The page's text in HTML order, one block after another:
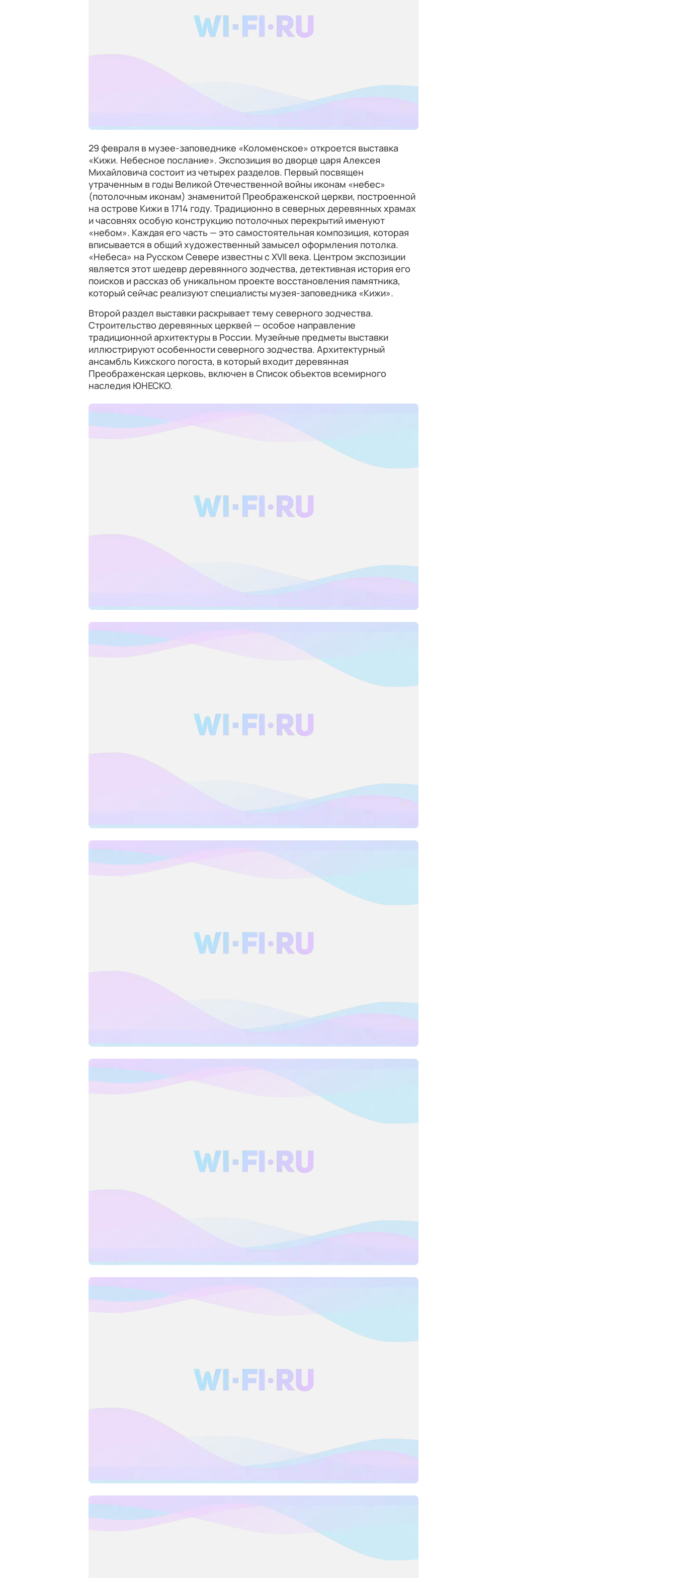
29 февраля в музее-заповеднике «Коломенское» откроется выставка
«Кижи. Небесное послание». Экспозиция во дворце царя Алексея
Михайловича состоит из четырех разделов. Первый посвящен
утраченным в годы Великой Отечественной войны иконам «небес»
(потолочным иконам) знаменитой Преображенской церкви, построенной
на острове Кижи в 1714 году. Традиционно в северных деревянных храмах
и часовнях особую конструкцию потолочных перекрытий именуют
«небом». Каждая его часть — это самостоятельная композиция, которая
вписывается в общий художественный замысел оформления потолка.
«Небеса» на Русском Севере известны с XVII века. Центром экспозиции
является этот шедевр деревянного зодчества, детективная история его
поисков и рассказ об уникальном проекте восстановления памятника,
который сейчас реализуют специалисты музея-заповедника «Кижи».
Второй раздел выставки раскрывает тему северного зодчества.
Строительство деревянных церквей — особое направление
традиционной архитектуры в России. Музейные предметы выставки
иллюстрируют особенности северного зодчества. Архитектурный
ансамбль Кижского погоста, в который входит деревянная
Преображенская церковь, включен в Список объектов всемирного
наследия ЮНЕСКО.